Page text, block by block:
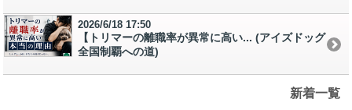
2026/6/18 17:50
【トリマーの離職率が異常に高い... (アイズドッグ
全国制覇への道)
新着一覧